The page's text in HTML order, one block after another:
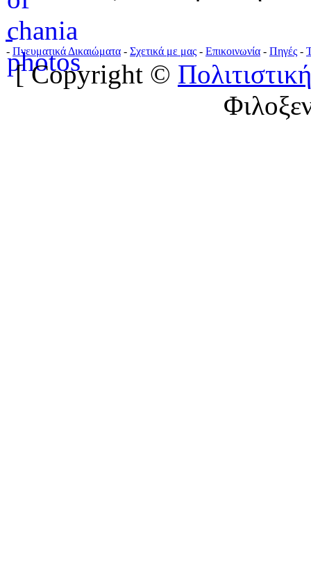
- Πνευματικά Δικαιώματα - Σχετικά με μας - Επικοινωνία - Πηγές -
[ Copyright ©